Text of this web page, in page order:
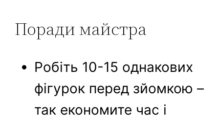
Поради майстра
Робіть 10-15 однакових
фігурок перед зйомкою –
так економите час і